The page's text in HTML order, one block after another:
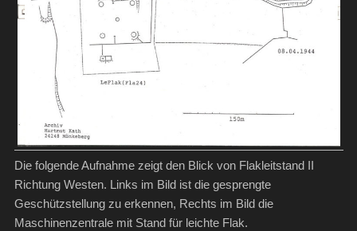
Die folgende Aufnahme zeigt den Blick von Flakleitstand II
Richtung Westen. Links im Bild ist die gesprengte
Geschützstellung zu erkennen, Rechts im Bild die
Maschinenzentrale mit Stand für leichte Flak.